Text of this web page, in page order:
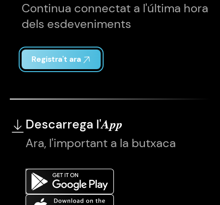
Continua connectat a l'última hora
dels esdeveniments
Registra't ara
Descarrega l'App
Ara, l'important a la butxaca